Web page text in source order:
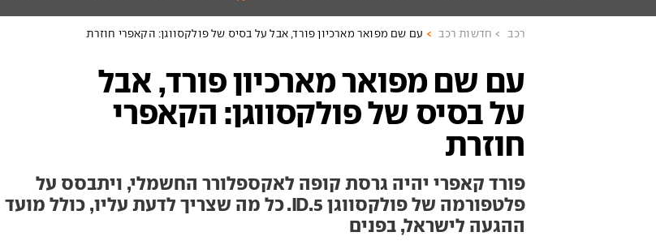
רכב חדשות רכב עם שם מפואר מארכיון פורד, אבל על בסיס של פולקסווגן: הקאפרי חוזרת
עם שם מפואר מארכיון פורד, אבל
על בסיס של פולקסווגן: הקאפרי
חוזרת
פורד קאפרי יהיה גרסת קופה לאקספלורר החשמלי, ויתבסס על
פלטפורמה של פולקסווגן ID.5. כל מה שצריך לדעת עליו, כולל מועד
ההגעה לישראל, בפנים